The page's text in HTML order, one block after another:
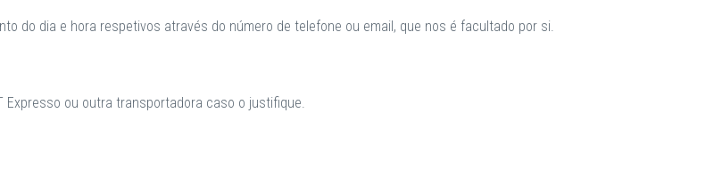
do dia e hora respetivos através do número de telefone ou email, que nos é facultado por si.
Expresso ou outra transportadora caso o justifique.